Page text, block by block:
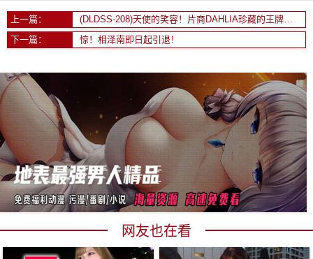
上一篇：
(DLDSS-208)天使的笑容！片商DAHLIA珍藏的王牌「苍山爱奈」终于现出真面目！
下一篇：
惊！相泽南即日起引退！
网友也在看